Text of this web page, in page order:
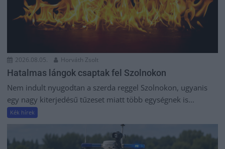
2026.08.05. Horváth Zsolt
Hatalmas lángok csaptak fel Szolnokon
Nem indult nyugodtan a szerda reggel Szolnokon, ugyanis
egy nagy kiterjedésű tűzeset miatt több egységnek is...
Kék hírek